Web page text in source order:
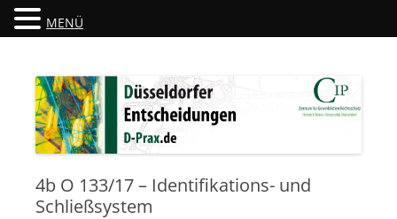
Düsseldorfer Entscheidungen
4b O 133/17 – Identifikations- und
Schließsystem
MENÜ